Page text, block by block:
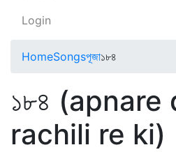
Login
HomeSongsপূজা১৮৪
১৮৪ (apnare
rachili re ki)